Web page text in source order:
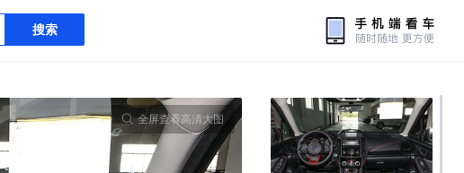
搜索
全屏查看高清大图